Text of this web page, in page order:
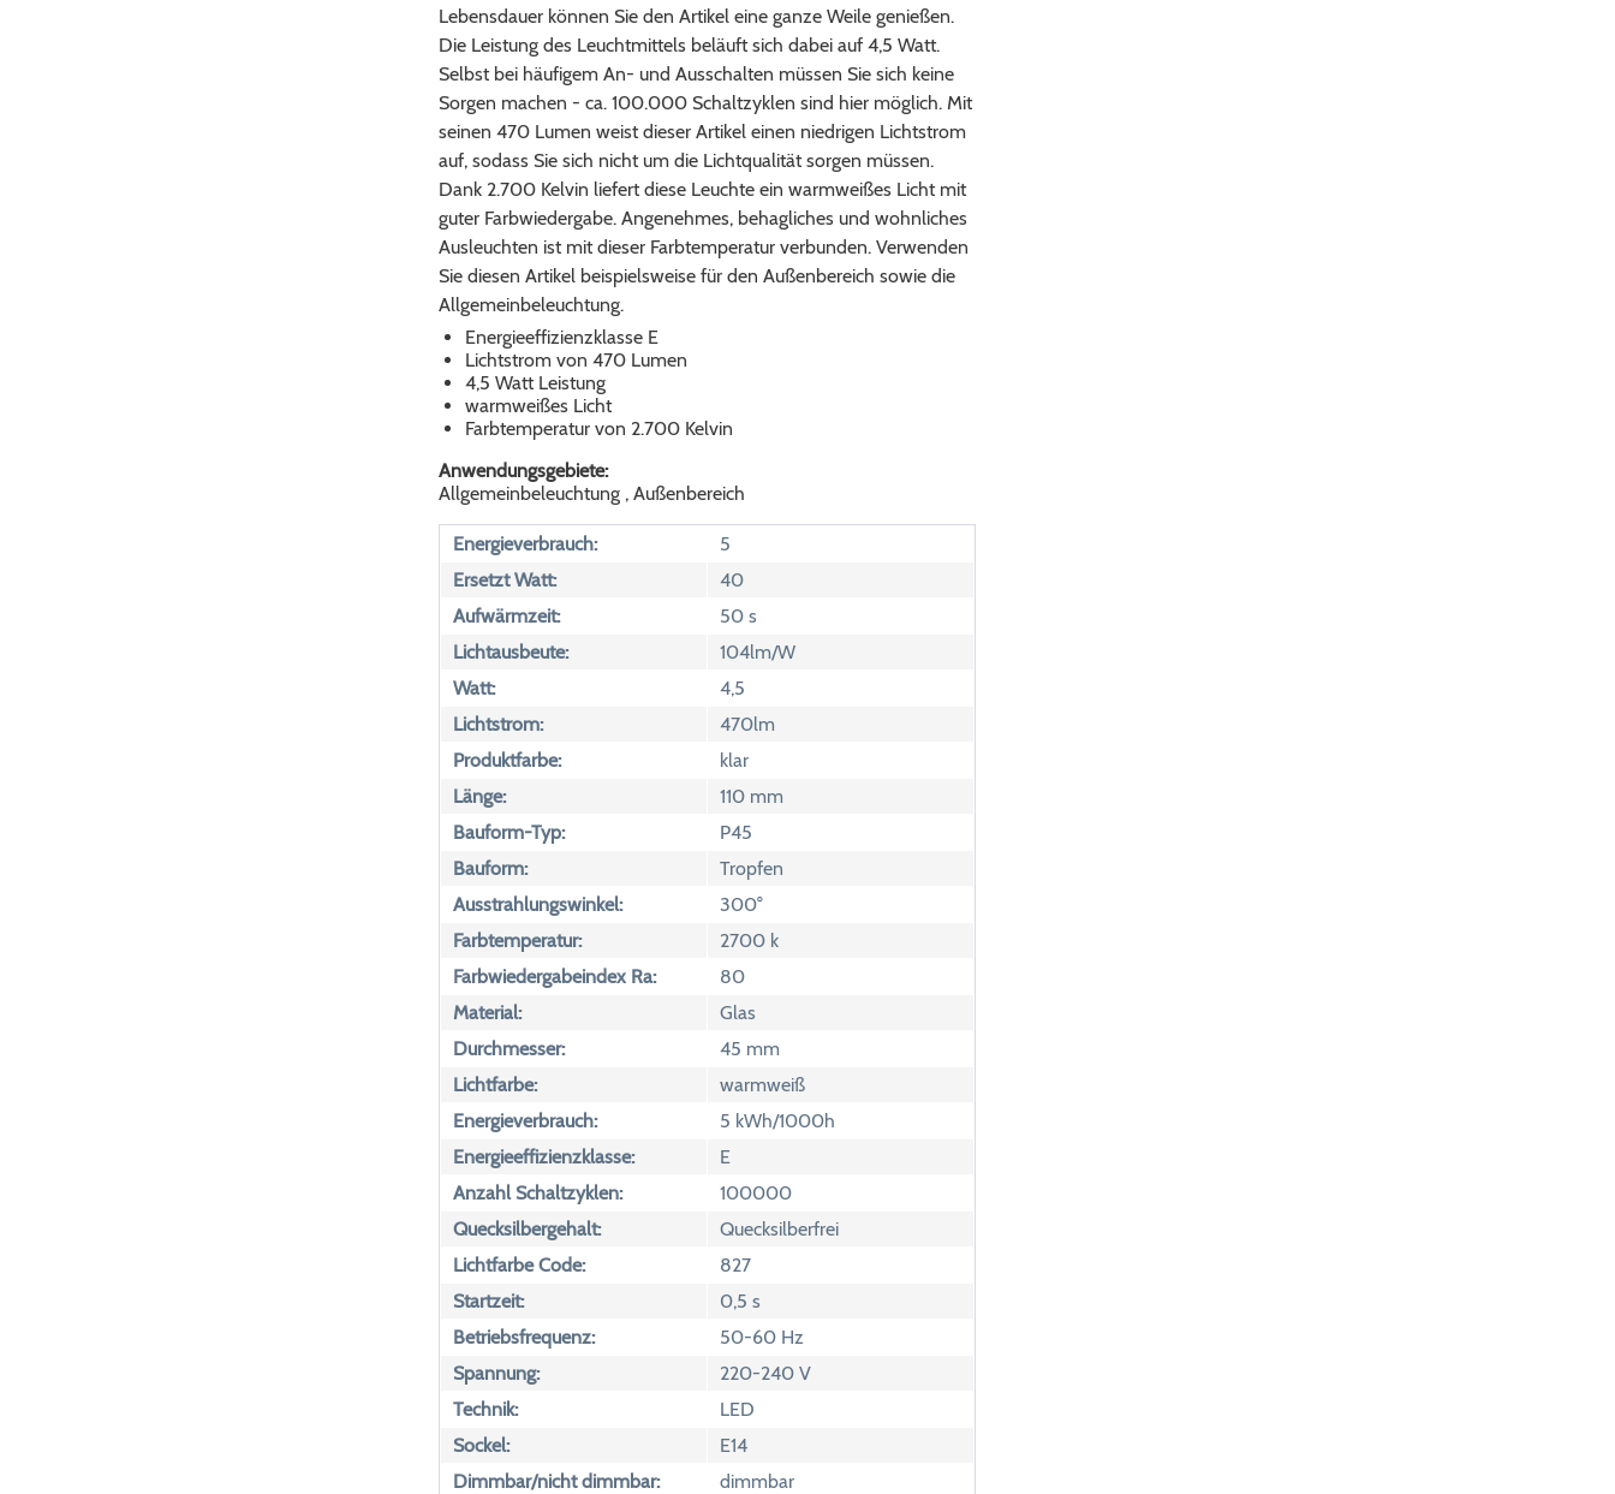
Lebensdauer können Sie den Artikel eine ganze Weile genießen.
Die Leistung des Leuchtmittels beläuft sich dabei auf 4,5 Watt.
Selbst bei häufigem An- und Ausschalten müssen Sie sich keine
Sorgen machen - ca. 100.000 Schaltzyklen sind hier möglich. Mit
seinen 470 Lumen weist dieser Artikel einen niedrigen Lichtstrom
auf, sodass Sie sich nicht um die Lichtqualität sorgen müssen.
Dank 2.700 Kelvin liefert diese Leuchte ein warmweißes Licht mit
guter Farbwiedergabe. Angenehmes, behagliches und wohnliches
Ausleuchten ist mit dieser Farbtemperatur verbunden. Verwenden
Sie diesen Artikel beispielsweise für den Außenbereich sowie die
Allgemeinbeleuchtung.
Energieeffizienzklasse E
Lichtstrom von 470 Lumen
4,5 Watt Leistung
warmweißes Licht
Farbtemperatur von 2.700 Kelvin
Anwendungsgebiete:
Allgemeinbeleuchtung , Außenbereich
Energieverbrauch:
5
Ersetzt Watt:
40
Aufwärmzeit:
50 s
Lichtausbeute:
104lm/W
Watt:
4,5
Lichtstrom:
470lm
Produktfarbe:
klar
Länge:
110 mm
Bauform-Typ:
P45
Bauform:
Tropfen
Ausstrahlungswinkel:
300°
Farbtemperatur:
2700 k
Farbwiedergabeindex Ra:
80
Material:
Glas
Durchmesser:
45 mm
Lichtfarbe:
warmweiß
Energieverbrauch:
5 kWh/1000h
Energieeffizienzklasse:
E
Anzahl Schaltzyklen:
100000
Quecksilbergehalt:
Quecksilberfrei
Lichtfarbe Code:
827
Startzeit:
0,5 s
Betriebsfrequenz:
50-60 Hz
Spannung:
220-240 V
Technik:
LED
Sockel:
E14
Dimmbar/nicht dimmbar:
dimmbar